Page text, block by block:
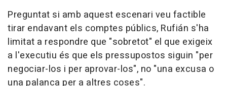
Preguntat si amb aquest escenari veu factible
tirar endavant els comptes públics, Rufián s'ha
limitat a respondre que "sobretot" el que exigeix
a l'executiu és que els pressupostos siguin "per
negociar-los i per aprovar-los", no "una excusa o
una palanca per a altres coses".